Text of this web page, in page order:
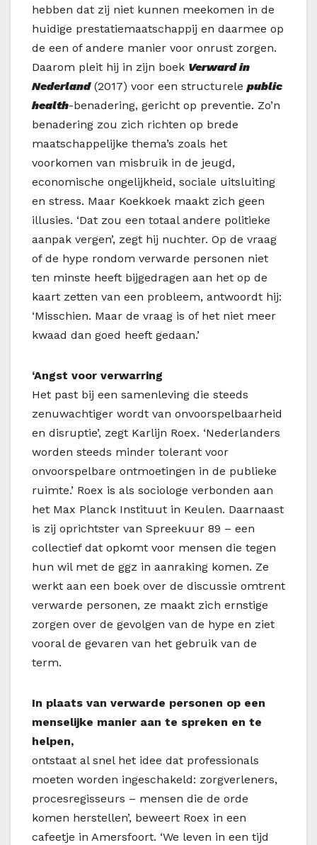
hebben dat zij niet kunnen meekomen in de
huidige prestatiemaatschappij en daarmee op
de een of andere manier voor onrust zorgen.
Daarom pleit hij in zijn boek Verward in
Nederland(2017) voor een structurelepublic
health-benadering, gericht op preventie. Zo’n
benadering zou zich richten op brede
maatschappelijke thema’s zoals het
voorkomen van misbruik in de jeugd,
economische ongelijkheid, sociale uitsluiting
en stress. Maar Koekkoek maakt zich geen
illusies. ‘Dat zou een totaal andere politieke
aanpak vergen’, zegt hij nuchter. Op de vraag
of de hype rondom verwarde personen niet
ten minste heeft bijgedragen aan het op de
kaart zetten van een probleem, antwoordt hij:
‘Misschien. Maar de vraag is of het niet meer
kwaad dan goed heeft gedaan.’
‘Angst voor verwarring
Het past bij een samenleving die steeds
zenuwachtiger wordt van onvoorspelbaarheid
en disruptie’, zegt Karlijn Roex. ‘Nederlanders
worden steeds minder tolerant voor
onvoorspelbare ontmoetingen in de publieke
ruimte.’ Roex is als sociologe verbonden aan
het Max Planck Instituut in Keulen. Daarnaast
is zij oprichtster van Spreekuur 89 – een
collectief dat opkomt voor mensen die tegen
hun wil met de ggz in aanraking komen. Ze
werkt aan een boek over de discussie omtrent
verwarde personen, ze maakt zich ernstige
zorgen over de gevolgen van de hype en ziet
vooral de gevaren van het gebruik van de
term.
In plaats van verwarde personen op een
menselijke manier aan te spreken en te
helpen,
ontstaat al snel het idee dat professionals
moeten worden ingeschakeld: zorgverleners,
procesregisseurs – mensen die de orde
komen herstellen’, beweert Roex in een
cafeetje in Amersfoort. ‘We leven in een tijd